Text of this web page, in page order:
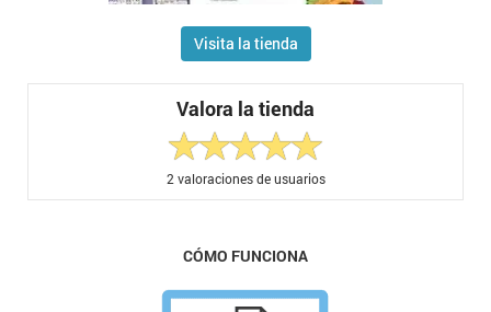
Visita la tienda
Valora la tienda
2 valoraciones de usuarios
CÓMO FUNCIONA